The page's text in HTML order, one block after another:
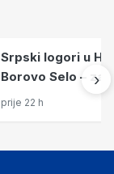
Srpski logori u
Borovo Selo –
podrumu s
prije 22 h
›